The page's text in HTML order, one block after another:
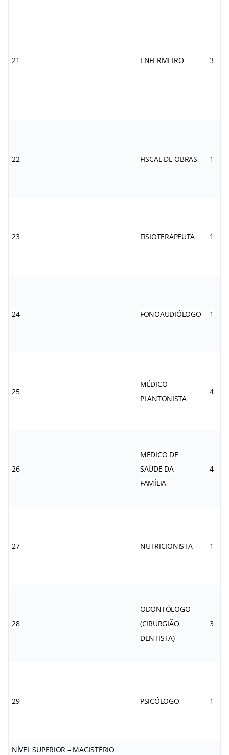
21 ENFERMEIRO 3
22 FISCAL DE OBRAS 1
23 FISIOTERAPEUTA 1
24 FONOAUDIÓLOGO 1
25
MÉDICO
PLANTONISTA
4
26
MÉDICO DE
SAÚDE DA
FAMÍLIA
4
27 NUTRICIONISTA 1
28
ODONTÓLOGO
(CIRURGIÃO
DENTISTA)
3
29 PSICÓLOGO 1
NÍVEL SUPERIOR – MAGISTÉRIO